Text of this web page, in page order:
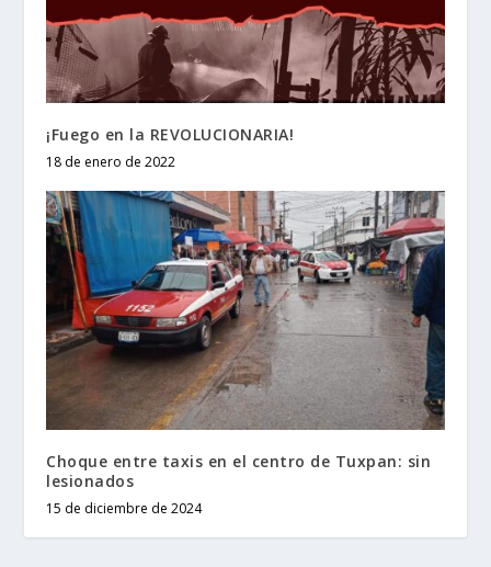
¡Fuego en la REVOLUCIONARIA!
18 de enero de 2022
Choque entre taxis en el centro de Tuxpan: sin
lesionados
15 de diciembre de 2024